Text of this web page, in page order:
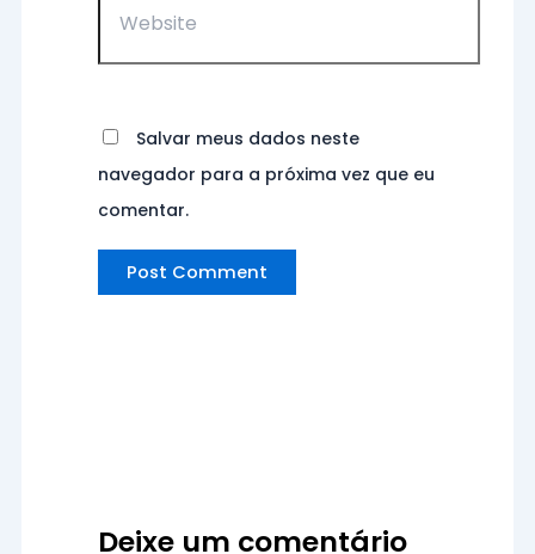
Salvar meus dados neste
navegador para a próxima vez que eu
comentar.
Deixe um comentário